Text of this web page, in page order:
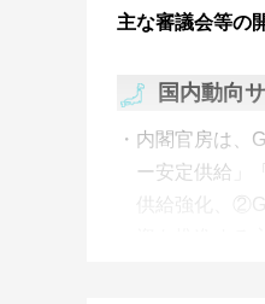
主な審議会等の
国内動向
内閣官房は、
ー安定供給」
供給強化、